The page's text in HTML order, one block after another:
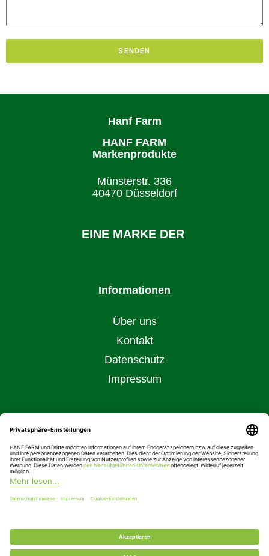
SENDEN
Hanf Farm
HANF FARM
Markenprodukte
Münsterstr. 336
40470 Düsseldorf
EINE MARKE DER
Informationen
Über uns
Kontakt
Datenschutz
Impressum
Kontaktiere uns